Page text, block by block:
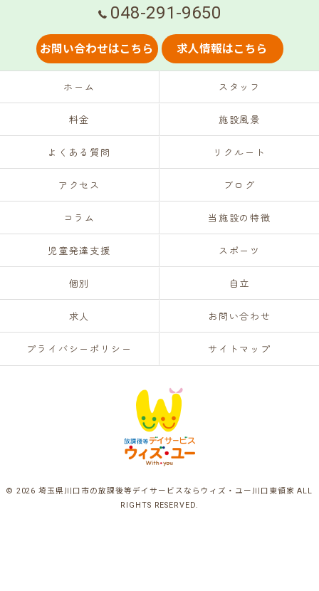
048-291-9650
お問い合わせはこちら 求人情報はこちら
ホーム スタッフ
料金 施設風景
よくある質問 リクルート
アクセス ブログ
コラム 当施設の特徴
児童発達支援 スポーツ
個別 自立
求人 お問い合わせ
プライバシーポリシー サイトマップ
© 2026 埼玉県川口市の放課後等デイサービスならウィズ・ユー川口東領家 ALL
RIGHTS RESERVED.